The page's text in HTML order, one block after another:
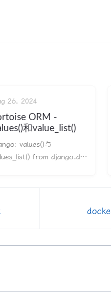
26, 2024
ORM -
和value_list()
values()与
from django.db